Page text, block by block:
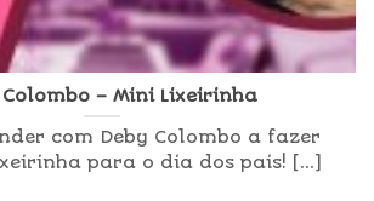
Colombo – Mini Lixeirinha
com Deby Colombo a fazer
para o dia dos pais! [...]